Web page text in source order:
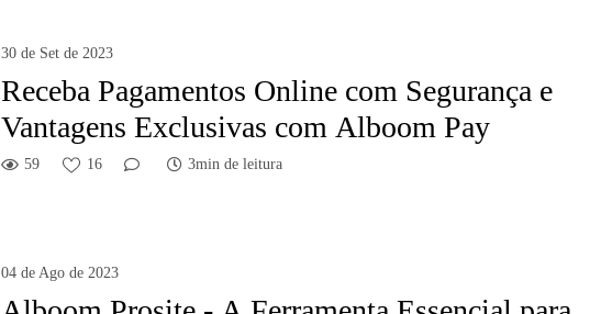
30 de Set de 2023
Receba Pagamentos Online com Segurança e
Vantagens Exclusivas com Alboom Pay
59 16 3min de leitura
04 de Ago de 2023